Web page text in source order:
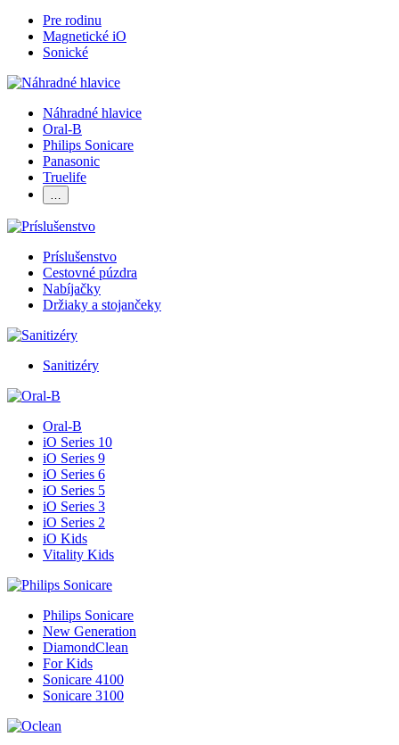
Pre rodinu
Magnetické iO
Sonické
Náhradné hlavice
Oral-B
Philips Sonicare
Panasonic
Truelife
…
Príslušenstvo
Cestovné púzdra
Nabíjačky
Držiaky a stojančeky
Sanitizéry
Oral-B
iO Series 10
iO Series 9
iO Series 6
iO Series 5
iO Series 3
iO Series 2
iO Kids
Vitality Kids
Philips Sonicare
New Generation
DiamondClean
For Kids
Sonicare 4100
Sonicare 3100